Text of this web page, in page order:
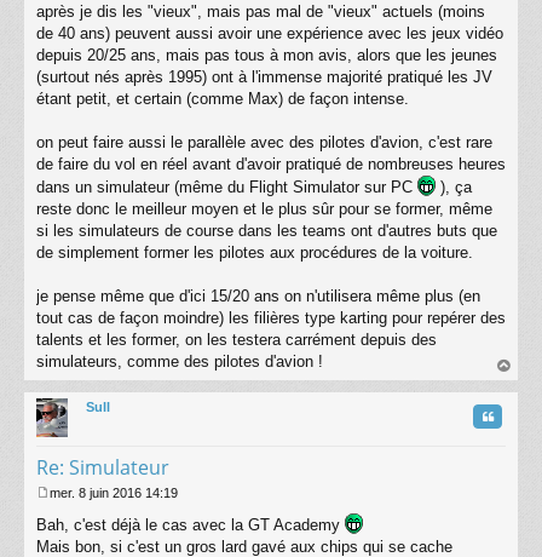
après je dis les "vieux", mais pas mal de "vieux" actuels (moins
de 40 ans) peuvent aussi avoir une expérience avec les jeux vidéo
depuis 20/25 ans, mais pas tous à mon avis, alors que les jeunes
(surtout nés après 1995) ont à l'immense majorité pratiqué les JV
étant petit, et certain (comme Max) de façon intense.
on peut faire aussi le parallèle avec des pilotes d'avion, c'est rare
de faire du vol en réel avant d'avoir pratiqué de nombreuses heures
dans un simulateur (même du Flight Simulator sur PC
), ça
reste donc le meilleur moyen et le plus sûr pour se former, même
si les simulateurs de course dans les teams ont d'autres buts que
de simplement former les pilotes aux procédures de la voiture.
je pense même que d'ici 15/20 ans on n'utilisera même plus (en
tout cas de façon moindre) les filières type karting pour repérer des
talents et les former, on les testera carrément depuis des
simulateurs, comme des pilotes d'avion !
au
Sull
Re: Simulateur
Citation
e
s
mer. 8 juin 2016 14:19
Bah, c'est déjà le cas avec la GT Academy
Mais bon, si c'est un gros lard gavé aux chips qui se cache